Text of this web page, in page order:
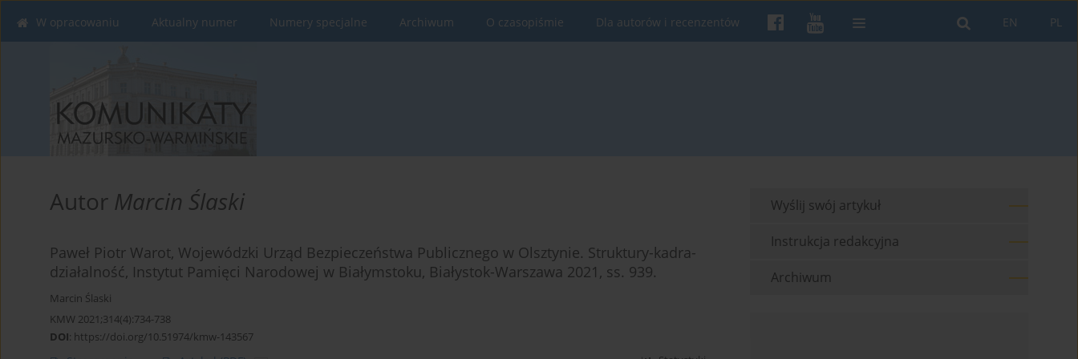
PL
EN
W opracowaniu Aktualny numer Numery specjalne Archiwum O czasopiśmie Dla autorów i recenzentów
Autor Marcin Ślaski
Paweł Piotr Warot, Wojewódzki Urząd Bezpieczeństwa Publicznego w Olsztynie. Struktury-kadra-
działalność, Instytut Pamięci Narodowej w Białymstoku, Białystok-Warszawa 2021, ss. 939.
Marcin Ślaski
KMW 2021;314(4):734-738
DOI: https://doi.org/10.51974/kmw-143567
Wyślij swój artykuł
Instrukcja redakcyjna
Archiwum